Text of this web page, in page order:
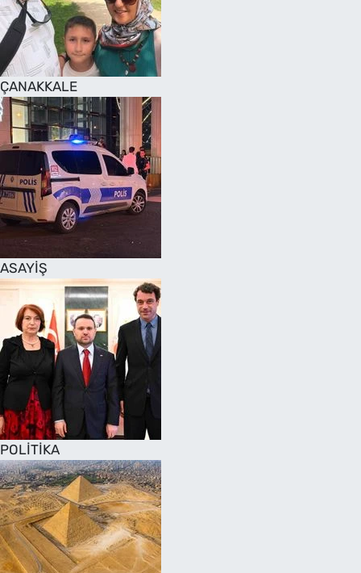
ÇANAKKALE
ASAYİŞ
POLİTİKA
SAĞLIK
TV REHBERİ